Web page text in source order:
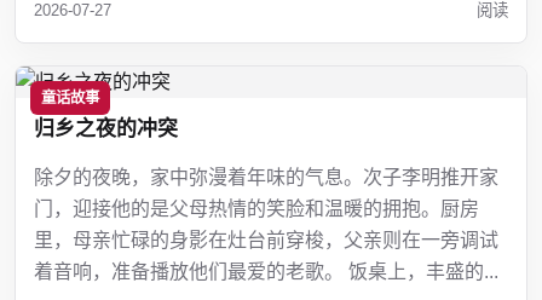
2026-07-27 阅读
童话故事
归乡之夜的冲突
除夕的夜晚，家中弥漫着年味的气息。次子李明推开家
门，迎接他的是父母热情的笑脸和温暖的拥抱。厨房
里，母亲忙碌的身影在灶台前穿梭，父亲则在一旁调试
着音响，准备播放他们最爱的老歌。 饭桌上，丰盛的...